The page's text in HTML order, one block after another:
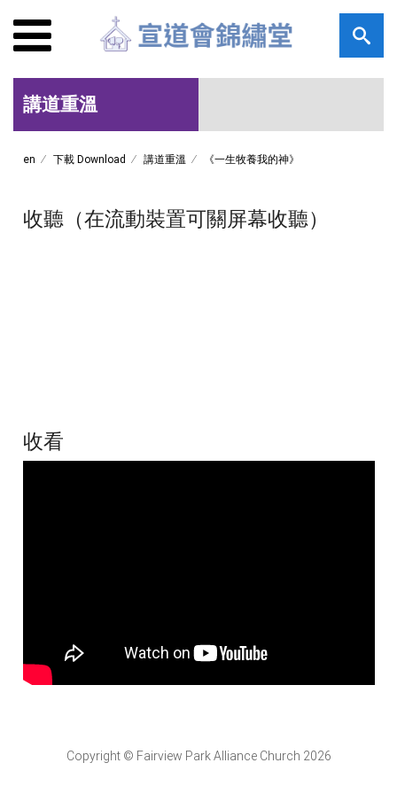
講道重溫
en 下載 Download 講道重溫 《一生牧養我的神》
收聽（在流動裝置可關屏幕收聽）
收看
Copyright © Fairview Park Alliance Church 2026